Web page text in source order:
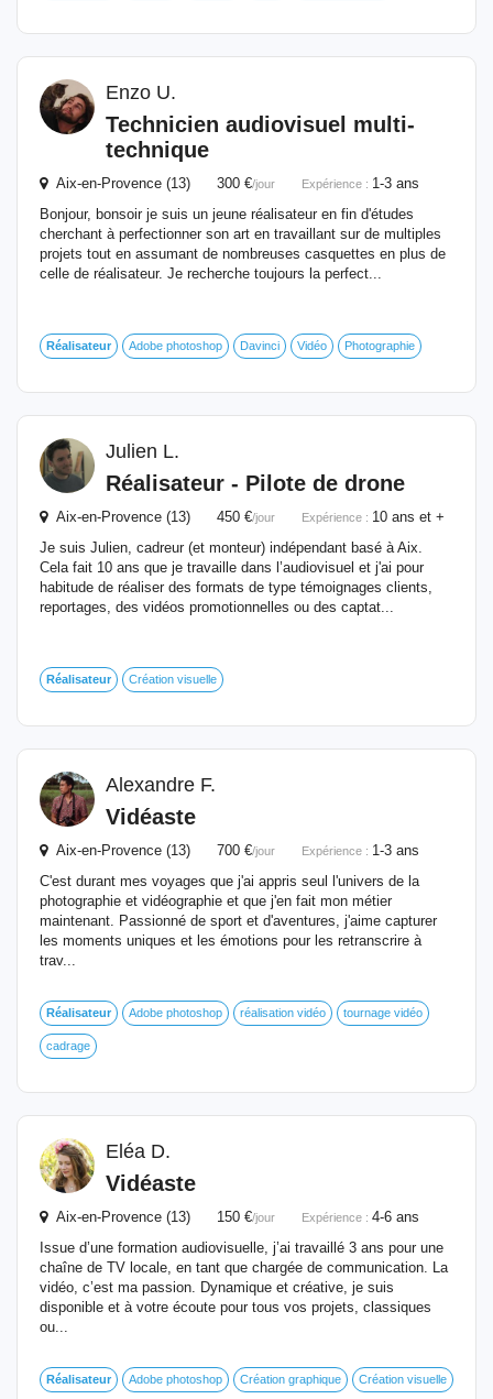
Enzo U.
Technicien audiovisuel multi-
technique
Aix-en-Provence (13) 300 €/jour Expérience : 1-3 ans
Bonjour, bonsoir je suis un jeune réalisateur en fin d'études
cherchant à perfectionner son art en travaillant sur de multiples
projets tout en assumant de nombreuses casquettes en plus de
celle de réalisateur. Je recherche toujours la perfect...
Réalisateur Adobe photoshop Davinci Vidéo Photographie
Julien L.
Réalisateur - Pilote de drone
Aix-en-Provence (13) 450 €/jour Expérience : 10 ans et +
Je suis Julien, cadreur (et monteur) indépendant basé à Aix.
Cela fait 10 ans que je travaille dans l’audiovisuel et j'ai pour
habitude de réaliser des formats de type témoignages clients,
reportages, des vidéos promotionnelles ou des captat...
Réalisateur Création visuelle
Alexandre F.
Vidéaste
Aix-en-Provence (13) 700 €/jour Expérience : 1-3 ans
C'est durant mes voyages que j'ai appris seul l'univers de la
photographie et vidéographie et que j'en fait mon métier
maintenant. Passionné de sport et d'aventures, j'aime capturer
les moments uniques et les émotions pour les retranscrire à
trav...
Réalisateur Adobe photoshop réalisation vidéo tournage vidéo
cadrage
Eléa D.
Vidéaste
Aix-en-Provence (13) 150 €/jour Expérience : 4-6 ans
Issue d’une formation audiovisuelle, j’ai travaillé 3 ans pour une
chaîne de TV locale, en tant que chargée de communication. La
vidéo, c’est ma passion. Dynamique et créative, je suis
disponible et à votre écoute pour tous vos projets, classiques
ou...
Réalisateur Adobe photoshop Création graphique Création visuelle